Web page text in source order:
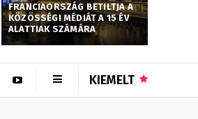
FRANCIAORSZÁG BETILTJA A
KÖZÖSSÉGI MÉDIÁT A 15 ÉV
ALATTIAK SZÁMÁRA
KIEMELT